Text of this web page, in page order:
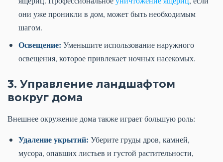
они уже проникли в дом, может быть необходимым
шагом.
Освещение: Уменьшите использование наружного
освещения, которое привлекает ночных насекомых.
3. Управление ландшафтом
вокруг дома
Внешнее окружение дома также играет большую роль:
Удаление укрытий: Уберите груды дров, камней,
мусора, опавших листьев и густой растительности,